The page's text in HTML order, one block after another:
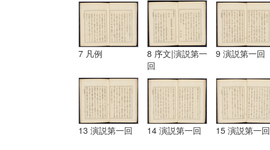
7 凡例
8 序文|演説第一
回
9 演説第一回
13 演説第一回 14 演説第一回 15 演説第一回